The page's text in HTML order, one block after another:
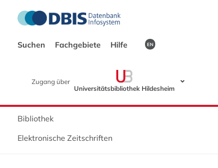
Suchen Fachgebiete Hilfe EN
Zugang über
Universitätsbibliothek Hildesheim
Bibliothek
Elektronische Zeitschriften